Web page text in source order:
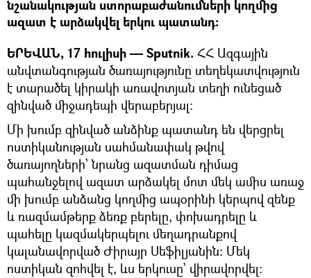
նշանակության ստորաբաժանումների կողմից
ազատ է արձակվել երկու պատանդ:
ԵՐԵՎԱՆ, 17 հուլիսի — Sputnik. ՀՀ Ազգային
անվտանգության ծառայությունը տեղեկատվություն
է տարածել կիրակի առավոտյան տեղի ունեցած
զինված միջադեպի վերաբերյալ:
Մի խումբ զինված անձինք պատանդ են վերցրել
ոստիկանության սահմանափակ թվով
ծառայողների՝ նրանց ազատման դիմաց
պահանջելով ազատ արձակել մոտ մեկ ամիս առաջ
մի խումբ անձանց կողմից ապօրինի կերպով զենք
և ռազմամթերք ձեռք բերելը, փոխադրելը և
պահելը կազմակերպելու մեղադրանքով
կալանավորված Ժիրայր Սեֆիլյանին: Մեկ
ոստիկան զոհվել է, ևս երկուսը՝ վիրավորվել: